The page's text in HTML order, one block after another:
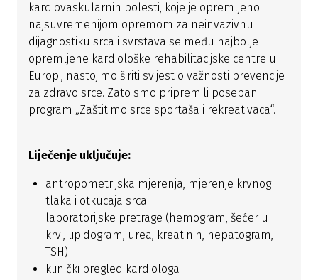
kardiovaskularnih bolesti, koje je opremljeno
najsuvremenijom opremom za neinvazivnu
dijagnostiku srca i svrstava se među najbolje
opremljene kardiološke rehabilitacijske centre u
Europi, nastojimo širiti svijest o važnosti prevencije
za zdravo srce. Zato smo pripremili poseban
program „Zaštitimo srce sportaša i rekreativaca“.
Liječenje uključuje:
antropometrijska mjerenja, mjerenje krvnog
tlaka i otkucaja srca
laboratorijske pretrage (hemogram, šećer u
krvi, lipidogram, urea, kreatinin, hepatogram,
TSH)
klinički pregled kardiologa